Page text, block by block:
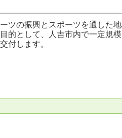
ツの振興とスポーツを通した
的として、人吉市内で一定規
付します。